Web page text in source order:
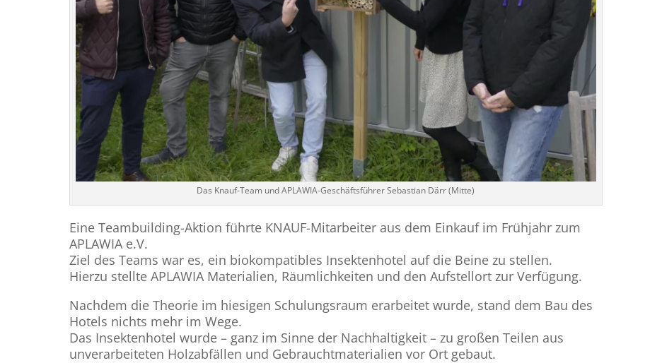
Das Knauf-Team und APLAWIA-Geschäftsführer Sebastian Därr (Mitte)
Eine Teambuilding-Aktion führte KNAUF-Mitarbeiter aus dem Einkauf im Frühjahr zum
APLAWIA e.V.
Ziel des Teams war es, ein biokompatibles Insektenhotel auf die Beine zu stellen.
Hierzu stellte APLAWIA Materialien, Räumlichkeiten und den Aufstellort zur Verfügung.
Nachdem die Theorie im hiesigen Schulungsraum erarbeitet wurde, stand dem Bau des
Hotels nichts mehr im Wege.
Das Insektenhotel wurde – ganz im Sinne der Nachhaltigkeit – zu großen Teilen aus
unverarbeiteten Holzabfällen und Gebrauchtmaterialien vor Ort gebaut.